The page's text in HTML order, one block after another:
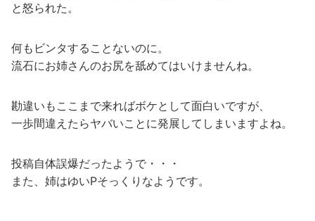
と怒られた。
何もビンタすることないのに。
流石にお姉さんのお尻を舐めてはいけませんね。
勘違いもここまで来ればボケとして面白いですが、
一歩間違えたらヤバいことに発展してしまいますよね。
投稿自体誤爆だったようで・・・
また、姉はゆいPそっくりなようです。